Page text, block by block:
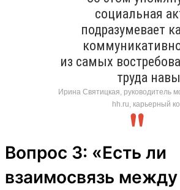
социальная
подразумевает
из самых
труда
Ирина Святицкая, руководитель
hh.ru, карьерный
Вопрос 3: «Есть ли
взаимосвязь